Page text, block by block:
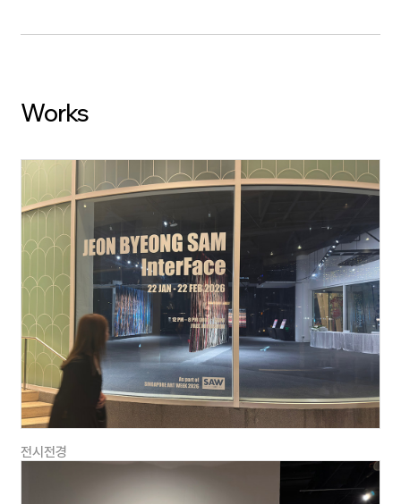
•VANITAS (
초대전 그림손갤러리,서울,한국
UNFOLD ( ) @두남재아트센터,서울,한국 , 2023
• REDREAM ( 개인전 ) @ Global Expo, 바르샤바,폴란드 , 2022
•Bare Stage ( , 2022
Works
전시전경